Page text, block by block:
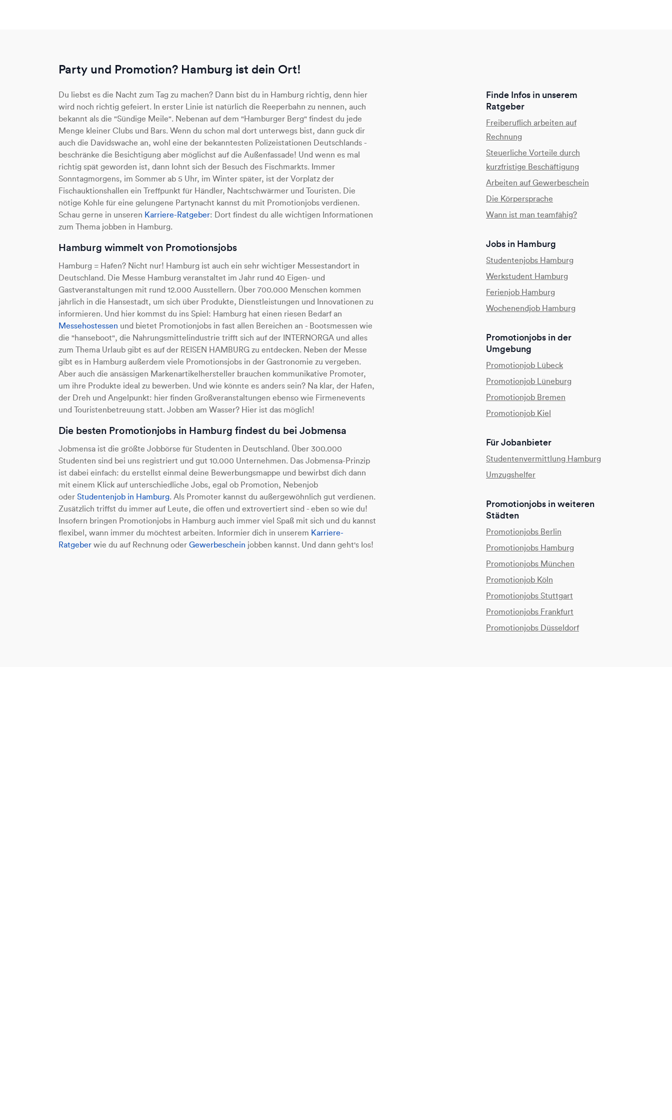
Party und Promotion? Hamburg ist dein Ort!
Du liebst es die Nacht zum Tag zu machen? Dann bist du in Hamburg richtig, denn hier
wird noch richtig gefeiert. In erster Linie ist natürlich die Reeperbahn zu nennen, auch
bekannt als die "Sündige Meile". Nebenan auf dem "Hamburger Berg" findest du jede
Menge kleiner Clubs und Bars. Wenn du schon mal dort unterwegs bist, dann guck dir
auch die Davidswache an, wohl eine der bekanntesten Polizeistationen Deutschlands -
beschränke die Besichtigung aber möglichst auf die Außenfassade! Und wenn es mal
richtig spät geworden ist, dann lohnt sich der Besuch des Fischmarkts. Immer
Sonntagmorgens, im Sommer ab 5 Uhr, im Winter später, ist der Vorplatz der
Fischauktionshallen ein Treffpunkt für Händler, Nachtschwärmer und Touristen. Die
nötige Kohle für eine gelungene Partynacht kannst du mit Promotionjobs verdienen.
Schau gerne in unseren Karriere-Ratgeber: Dort findest du alle wichtigen Informationen
zum Thema jobben in Hamburg.
Hamburg wimmelt von Promotionsjobs
Hamburg = Hafen? Nicht nur! Hamburg ist auch ein sehr wichtiger Messestandort in
Deutschland. Die Messe Hamburg veranstaltet im Jahr rund 40 Eigen- und
Gastveranstaltungen mit rund 12.000 Ausstellern. Über 700.000 Menschen kommen
jährlich in die Hansestadt, um sich über Produkte, Dienstleistungen und Innovationen zu
informieren. Und hier kommst du ins Spiel: Hamburg hat einen riesen Bedarf an
Messehostessen und bietet Promotionjobs in fast allen Bereichen an - Bootsmessen wie
die "hanseboot", die Nahrungsmittelindustrie trifft sich auf der INTERNORGA und alles
zum Thema Urlaub gibt es auf der REISEN HAMBURG zu entdecken. Neben der Messe
gibt es in Hamburg außerdem viele Promotionsjobs in der Gastronomie zu vergeben.
Aber auch die ansässigen Markenartikelhersteller brauchen kommunikative Promoter,
um ihre Produkte ideal zu bewerben. Und wie könnte es anders sein? Na klar, der Hafen,
der Dreh und Angelpunkt: hier finden Großveranstaltungen ebenso wie Firmenevents
und Touristenbetreuung statt. Jobben am Wasser? Hier ist das möglich!
Die besten Promotionjobs in Hamburg findest du bei Jobmensa
Jobmensa ist die größte Jobbörse für Studenten in Deutschland. Über 300.000
Studenten sind bei uns registriert und gut 10.000 Unternehmen. Das Jobmensa-Prinzip
ist dabei einfach: du erstellst einmal deine Bewerbungsmappe und bewirbst dich dann
mit einem Klick auf unterschiedliche Jobs, egal ob Promotion, Nebenjob
oder Studentenjob in Hamburg. Als Promoter kannst du außergewöhnlich gut verdienen.
Zusätzlich triffst du immer auf Leute, die offen und extrovertiert sind - eben so wie du!
Insofern bringen Promotionjobs in Hamburg auch immer viel Spaß mit sich und du kannst
flexibel, wann immer du möchtest arbeiten. Informier dich in unserem Karriere-
Ratgeber wie du auf Rechnung oder Gewerbeschein jobben kannst. Und dann geht's los!
Finde Infos in unserem
Ratgeber
Freiberuflich arbeiten auf
Rechnung
Steuerliche Vorteile durch
kurzfristige Beschäftigung
Arbeiten auf Gewerbeschein
Die Körpersprache
Wann ist man teamfähig?
Jobs in Hamburg
Studentenjobs Hamburg
Werkstudent Hamburg
Ferienjob Hamburg
Wochenendjob Hamburg
Promotionjobs in der
Umgebung
Promotionjob Lübeck
Promotionjob Lüneburg
Promotionjob Bremen
Promotionjob Kiel
Für Jobanbieter
Studentenvermittlung Hamburg
Umzugshelfer
Promotionjobs in weiteren
Städten
Promotionjobs Berlin
Promotionjobs Hamburg
Promotionjobs München
Promotionjob Köln
Promotionjobs Stuttgart
Promotionjobs Frankfurt
Promotionjobs Düsseldorf